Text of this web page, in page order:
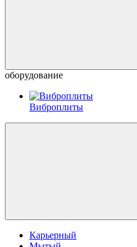
оборудование
Виброплиты
Карьерный